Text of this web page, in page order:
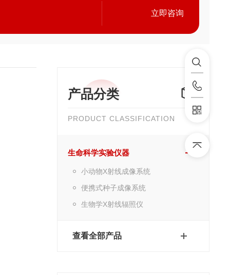
立即咨询
产品分类
PRODUCT CLASSIFICATION
生命科学实验仪器
小动物X射线成像系统
便携式种子成像系统
生物学X射线辐照仪
查看全部产品